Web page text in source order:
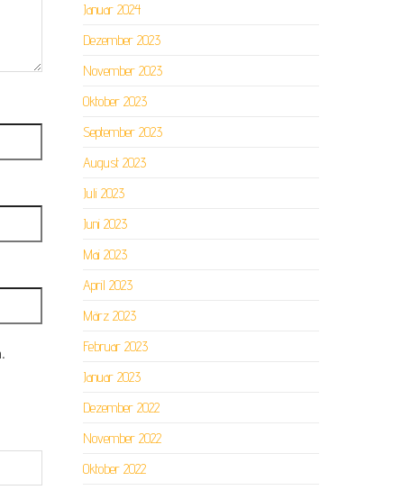
Januar 2024
Dezember 2023
November 2023
Oktober 2023
September 2023
August 2023
Juli 2023
Juni 2023
Mai 2023
April 2023
März 2023
Februar 2023
Januar 2023
Dezember 2022
November 2022
Oktober 2022